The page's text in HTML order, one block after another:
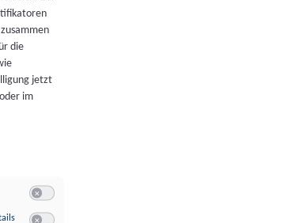
die
jetzt
im
zu Speichern von oder Zugriff auf Informationen auf einem Endgerät